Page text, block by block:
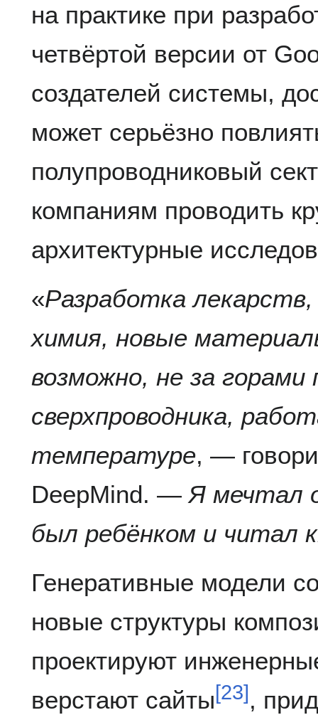
на практике при
четвёртой версии от
создателей системы,
может серьёзно
полупроводниковый
компаниям проводить
архитектурные
«Разработка
химия, новые
возможно, не за горами
сверхпроводника,
температуре, —
DeepMind. —Я мечтал
был ребёнком и читал
Генеративные модели
новые структуры
проектируют
верстают сайты[23] ,